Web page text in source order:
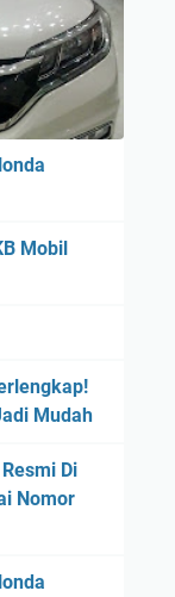
Mobil
Mudah
Di
Nomor